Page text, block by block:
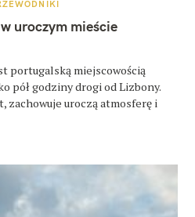
uroczym mieście
portugalską miejscowością
pół godziny drogi od Lizbony.
zachowuje uroczą atmosferę i